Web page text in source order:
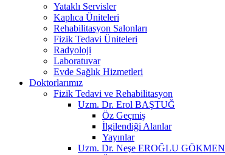
Yataklı Servisler
Kaplıca Üniteleri
Rehabilitasyon Salonları
Fizik Tedavi Üniteleri
Radyoloji
Laboratuvar
Evde Sağlık Hizmetleri
Doktorlarımız
Fizik Tedavi ve Rehabilitasyon
Uzm. Dr. Erol BAŞTUĞ
Öz Geçmiş
İlgilendiği Alanlar
Yayınlar
Uzm. Dr. Neşe EROĞLU GÖKMEN